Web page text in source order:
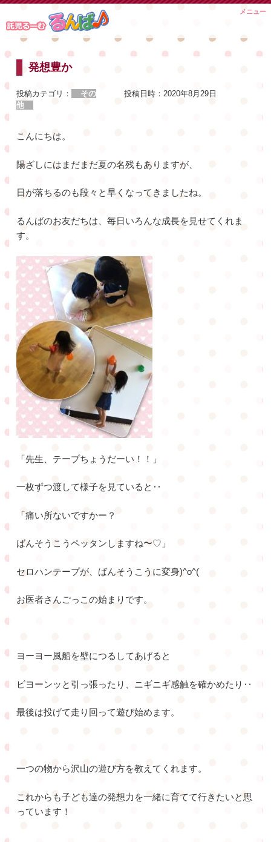
Skip
content
メニュー
発想豊か
投稿カテゴリ：
その
他
投稿日時： 2020年8月29日
こんにちは。
陽ざしにはまだまだ夏の名残もありますが、
日が落ちるのも段々と早くなってきましたね。
るんばのお友だちは、毎日いろんな成長を見せてくれま
す。
「先生、テープちょうだーい！！」
一枚ずつ渡して様子を見ていると‥
「痛い所ないですかー？
ばんそうこうペッタンしますね〜♡」
セロハンテープが、ばんそうこうに変身)^o^(
お医者さんごっこの始まりです。
ヨーヨー風船を壁につるしてあげると
ビヨーンッと引っ張ったり、ニギニギ感触を確かめたり‥
最後は投げて走り回って遊び始めます。
一つの物から沢山の遊び方を教えてくれます。
これからも子ども達の発想力を一緒に育てて行きたいと思
っています！